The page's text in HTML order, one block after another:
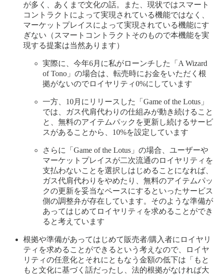
が多く、あくまで文化の話。また、現状ではスマート
コントラクトによって実現されている機能ではなく、
マーケットプレイスによって実現されている機能にす
ぎない（スマートコントラクトそのもので本機能を実
現する提案は当然あります）
実際に、今年6月に私がローンチした「A Wizard
of Tono」の場合は、転売時にお金をいただく根
拠がないのでロイヤリティ0%にしています
一方、10月にリリースした「Game of the Lotus」
では、ガス代肩代わりの仕組みが動き続けること
と、無料のアイテムパックを更新し続けるサービ
スがあることから、10%を設定しています
さらに「Game of the Lotus」の場合、ユーザーや
マーケットプレイスが二次流通のロイヤリティを
支払わないことを選択しはじめることになれば、
ガス代肩代わりをやめたり、無料のアイテムパッ
クの更新を妥当なペースにするといったサービス
側の調整弁が存在しています。そのような準備が
あってはじめてロイヤリティを求めることができ
ると考えています
根拠や準備があってはじめて販売者/購入者にロイヤリ
ティを求めることができるという考えなので、ロイヤ
リティの任意化とそれにともなう金額の低下は「もと
もと文化に基づく話だったし、法的根拠がなければ大